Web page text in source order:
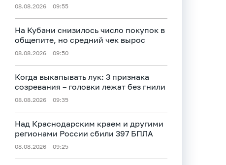
08.08.2026 09:55
На Кубани снизилось число покупок в
общепите, но средний чек вырос
08.08.2026 09:50
Когда выкапывать лук: 3 признака
созревания – головки лежат без гнили
08.08.2026 09:35
Над Краснодарским краем и другими
регионами России сбили 397 БПЛА
08.08.2026 09:25